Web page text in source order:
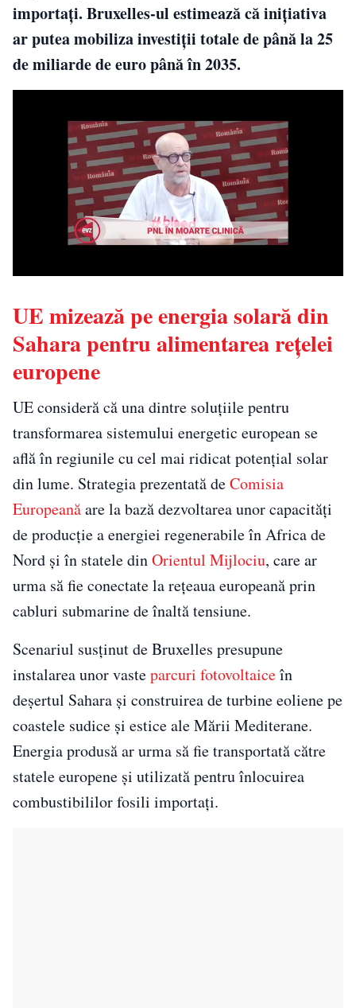
importați. Bruxelles-ul estimează că inițiativa
ar putea mobiliza investiții totale de până la 25
de miliarde de euro până în 2035.
UE mizează pe energia solară din
Sahara pentru alimentarea rețelei
europene
UE consideră că una dintre soluțiile pentru
transformarea sistemului energetic european se
află în regiunile cu cel mai ridicat potențial solar
din lume. Strategia prezentată deComisia
Europeanăare la bază dezvoltarea unor capacități
de producție a energiei regenerabile în Africa de
Nord și în statele dinOrientul Mijlociu, care ar
urma să fie conectate la rețeaua europeană prin
cabluri submarine de înaltă tensiune.
Scenariul susținut de Bruxelles presupune
instalarea unor vasteparcuri fotovoltaiceîn
deșertul Sahara și construirea de turbine eoliene pe
coastele sudice și estice ale Mării Mediterane.
Energia produsă ar urma să fie transportată către
statele europene și utilizată pentru înlocuirea
combustibililor fosili importați.